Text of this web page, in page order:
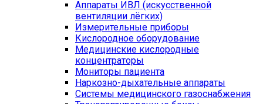
Аппараты ИВЛ (искусственной
вентиляции лёгких)
Измерительные приборы
Кислородное оборудование
Медицинские кислородные
концентраторы
Мониторы пациента
Наркозно-дыхательные аппараты
Системы медицинского газоснабжения